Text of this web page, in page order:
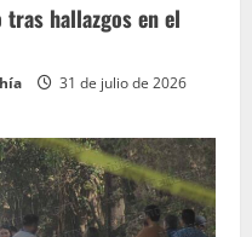
hallazgos en el
31 de julio de 2026